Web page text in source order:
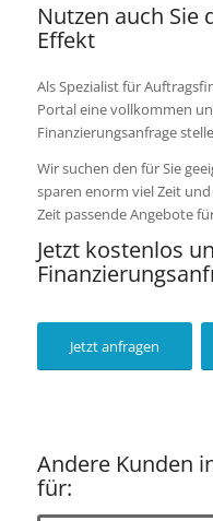
Nutzen auch Sie
Effekt
Als Spezialist für
Portal eine vollkommen
Finanzierungsanfrage
Wir suchen den für Sie
sparen enorm viel Zeit
Zeit passende Angebote
Jetzt kostenlos
Jetzt anfragen
Andere Kunden
für: